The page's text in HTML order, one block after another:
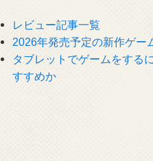
レビュー記事一覧
2026年発売予定の新作ゲー
タブレットでゲームをする
すすめか